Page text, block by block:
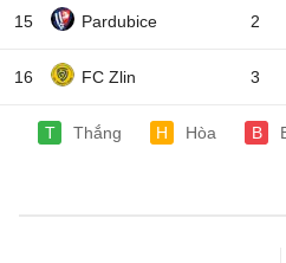
15 Pardubice 2
16 FC Zlin 3
T Thắng H Hòa B